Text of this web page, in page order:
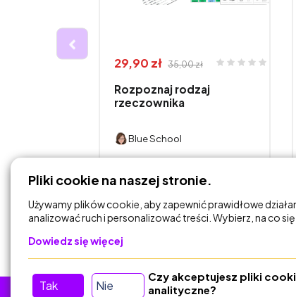
29,90 zł 35,00 zł
Rozpoznaj rodzaj
rzeczownika
Blue School
DODAJ DO
KOSZYKA
Pliki cookie na naszej stronie.
Używamy plików cookie, aby zapewnić prawidłowe
analizować ruch i personalizować treści. Wybierz, na co się
Dowiedz się więcej
Tak Nie
Czy akceptujesz pliki
analityczne?